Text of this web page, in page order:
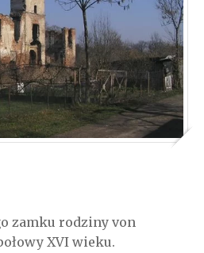
zamku rodziny von
XVI wieku.